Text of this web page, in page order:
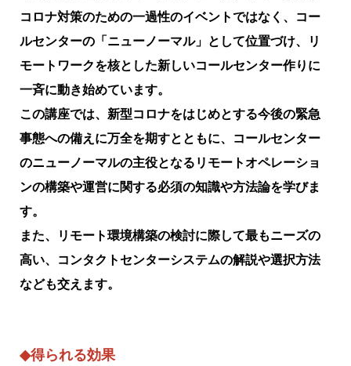
コロナ対策のための一過性のイベントではなく、コー
ルセンターの「ニューノーマル」として位置づけ、リ
モートワークを核とした新しいコールセンター作りに
一斉に動き始めています。
この講座では、新型コロナをはじめとする今後の緊急
事態への備えに万全を期すとともに、コールセンター
のニューノーマルの主役となるリモートオペレーショ
ンの構築や運営に関する必須の知識や方法論を学びま
す。
また、リモート環境構築の検討に際して最もニーズの
高い、コンタクトセンターシステムの解説や選択方法
なども交えます。
◆得られる効果